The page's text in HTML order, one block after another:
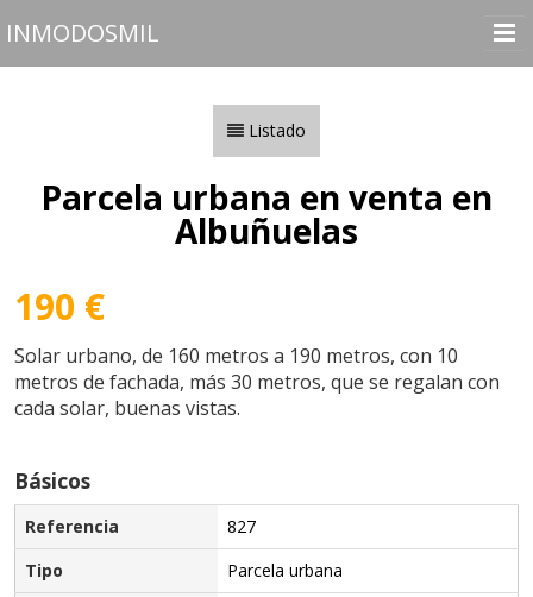
INMODOSMIL
Utilidades
Listado
Parcela urbana en venta en
Albuñuelas
190 €
Solar urbano, de 160 metros a 190 metros, con 10
metros de fachada, más 30 metros, que se regalan con
cada solar, buenas vistas.
Básicos
Referencia
827
Tipo
Parcela urbana